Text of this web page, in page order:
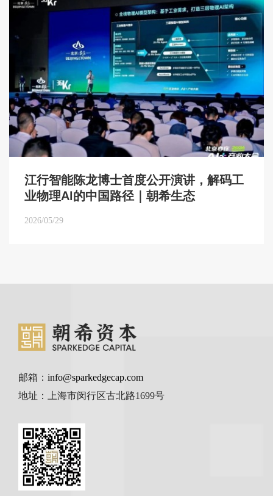
江行智能陈龙博士首度公开演讲，解码工
业物理AI的中国路径｜朝希生态
2026/05/29
邮箱： info@sparkedgecap.com
地址：上海市闵行区古北路1699号